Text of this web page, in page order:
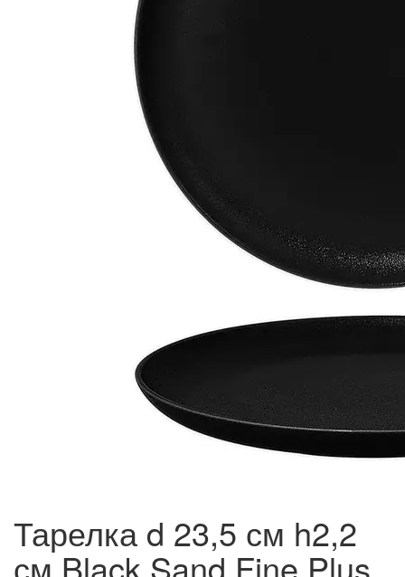
Тарелка d 23,5 см h2,2
см Black Sand Fine Plus